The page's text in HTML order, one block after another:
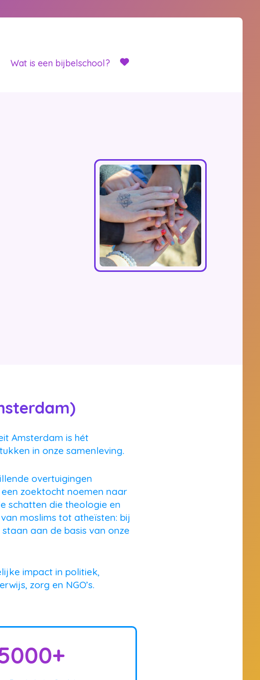
Wat is een bijbelschool?
Amsterdam is hét
in onze samenleving.
overtuigingen
zoektocht noemen naar
schatten die theologie en
moslims tot atheïsten: bij
aan de basis van onze
impact in politiek,
zorg en NGO’s.
+